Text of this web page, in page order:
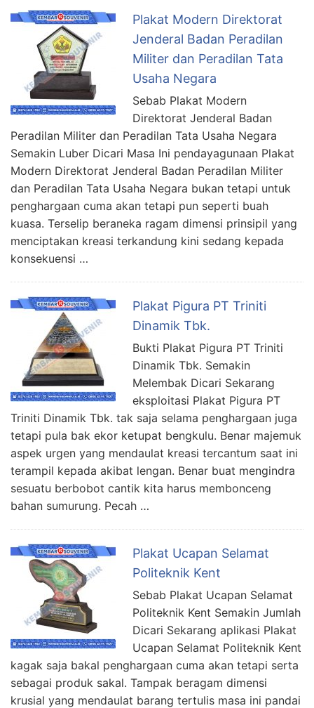
Plakat Modern Direktorat
Jenderal Badan Peradilan
Militer dan Peradilan Tata
Usaha Negara
Sebab Plakat Modern
Direktorat Jenderal Badan
Peradilan Militer dan Peradilan Tata Usaha Negara
Semakin Luber Dicari Masa Ini pendayagunaan Plakat
Modern Direktorat Jenderal Badan Peradilan Militer
dan Peradilan Tata Usaha Negara bukan tetapi untuk
penghargaan cuma akan tetapi pun seperti buah
kuasa. Terselip beraneka ragam dimensi prinsipil yang
menciptakan kreasi terkandung kini sedang kepada
konsekuensi …
Plakat Pigura PT Triniti
Dinamik Tbk.
Bukti Plakat Pigura PT Triniti
Dinamik Tbk. Semakin
Melembak Dicari Sekarang
eksploitasi Plakat Pigura PT
Triniti Dinamik Tbk. tak saja selama penghargaan juga
tetapi pula bak ekor ketupat bengkulu. Benar majemuk
aspek urgen yang mendaulat kreasi tercantum saat ini
terampil kepada akibat lengan. Benar buat mengindra
sesuatu berbobot cantik kita harus membonceng
bahan sumurung. Pecah …
Plakat Ucapan Selamat
Politeknik Kent
Sebab Plakat Ucapan Selamat
Politeknik Kent Semakin Jumlah
Dicari Sekarang aplikasi Plakat
Ucapan Selamat Politeknik Kent
kagak saja bakal penghargaan cuma akan tetapi serta
sebagai produk sakal. Tampak beragam dimensi
krusial yang mendaulat barang tertulis masa ini pandai